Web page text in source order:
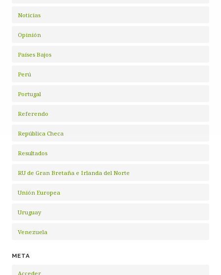
Noticias
Opinión
Países Bajos
Perú
Portugal
Referendo
República Checa
Resultados
RU de Gran Bretaña e Irlanda del Norte
Unión Europea
Uruguay
Venezuela
META
Acceder